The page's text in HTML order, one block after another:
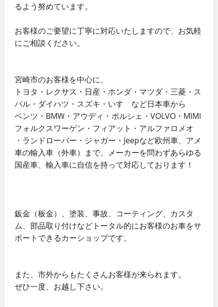
るよう努めています。
お客様のご要望に丁寧に対応いたしますので、お気軽
にご相談ください。
宮崎市のお客様を中心に、
トヨタ・レクサス・日産・ホンダ・マツダ・三菱・ス
バル・ダイハツ・スズキ・いすゞなど日本車から
ベンツ・BMW・アウディ・ポルシェ・VOLVO・MIMI
フォルクスワーゲン・フィアット・アルファロメオ
・ランドローバー・ジャガー・Jeepなど欧州車、アメ
車の輸入車（外車）まで、メーカーを問わずあらゆる
国産車、輸入車に自信を持って対応しております！
鈑金（板金）、塗装、事故、コーティング、カスタ
ム、部品取り付けなどトータル的にお客様のお車をサ
ポートできるカーショップです。
また、市外からもたくさんお客様が来られます。
ぜひ一度、お越し下さい。